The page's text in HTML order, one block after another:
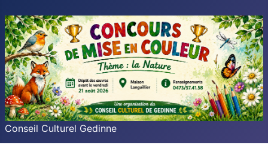
Conseil Culturel Gedinne